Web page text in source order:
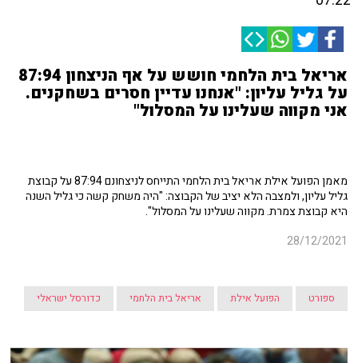
אריאל בית הלחמי חושש על אף הניצחון 87:94
על גליל עליון: "אנחנו עדיין חסרים בשחקנים.
אני מקווה שעלינו על המסלול"
מאמן הפועל אילת אריאל בית הלחמי התייחס לניצחונם 87:94 על קבוצת
גליל עליון, ולמצבה הלא יציב של הקבוצה: "היה משחק קשה כי גליל השנה
היא קבוצת צמרת. מקווה שעלינו על המסלול".
28/12/2021
ספורט הפועל אילת אריאל בית הלחמי כדורסל ישראלי